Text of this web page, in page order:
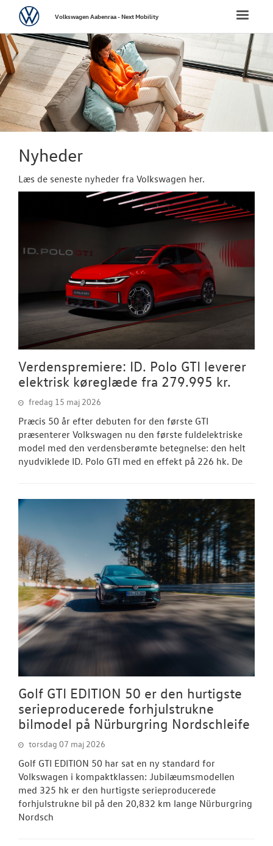
FORSIDE
NYE
NYE VAREBILER
SKADECENTER
TILBEHØR
NYHEDER
Tilmeld dig
Danmarks
JOB OG
RESERVEDELE
Toggle
VolkswagenVolkswagen Aabenraa - Next Mobility
Nyheder
Læs de seneste nyheder fra Volkswagen her.
Verdenspremiere: ID. Polo GTI leverer
elektrisk køreglæde fra 279.995 kr.
fredag 15 maj 2026
Præcis 50 år efter debuten for den første GTI
præsenterer Volkswagen nu den første fuldelektriske
model med den verdensberømte betegnelse: den helt
nyudviklede ID. Polo GTI med en effekt på 226 hk. De
Golf GTI EDITION 50 er den hurtigste
serieproducerede forhjulstrukne
bilmodel på Nürburgring Nordschleife
torsdag 07 maj 2026
Golf GTI EDITION 50 har sat en ny standard for
Volkswagen i kompaktklassen: Jubilæumsmodellen
med 325 hk er den hurtigste serieproducerede
forhjulstrukne bil på den 20,832 km lange Nürburgring
Nordsch